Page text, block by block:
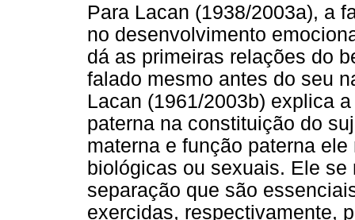
Para Lacan (1938/2003a), a
no desenvolvimento
dá as primeiras relações do
falado mesmo antes do seu
Lacan (1961/2003b) explica
paterna na constituição do
materna e função paterna
biológicas ou sexuais. Ele
separação que são
exercidas, respectivamente,